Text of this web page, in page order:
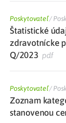
Poskytovateľ/
Štatistické
zdravotnícke
Q/2023 pdf
Poskytovateľ/
Zoznam
stanovenou